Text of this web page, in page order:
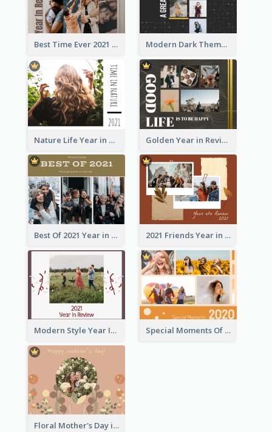
Best Time Ever 2021 Year in Review Photo Book Modern Dark Theme Year in Review Photo Book
Nature Life Year in Review Photo Book Golden Year in Review Photo Book
Best Of 2021 Year in Review Photo Book 2021 Friends Year in Review Photo Book
Modern Style Year In Review Photo Book Special Moments Of 2020 Photo Book
Floral Mother's Day in Review Photo Book